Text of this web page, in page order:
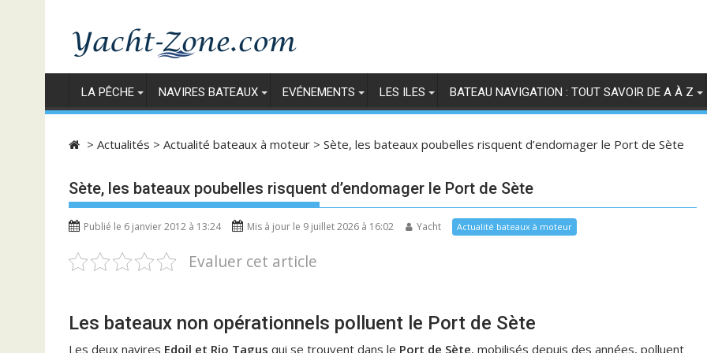
content
LA PÊCHE NAVIRES BATEAUX EVÉNEMENTS LES ILES BATEAU NAVIGATION : TOUT SAVOIR DE A À Z
> Actualités > Actualité bateaux à moteur > Sète, les bateaux poubelles risquent d’endomager le Port de Sète
Sète, les bateaux poubelles risquent d’endomager le Port de Sète
Publié le 6 janvier 2012 à 13:24 Mis à jour le 9 juillet 2026 à 16:02 Yacht Actualité bateaux à moteur
Evaluer cet article
Les bateaux non opérationnels polluent le Port de Sète
Les deux navires Edoil et Rio Tagus qui se trouvent dans le Port de Sète, mobilisés depuis des années, polluent